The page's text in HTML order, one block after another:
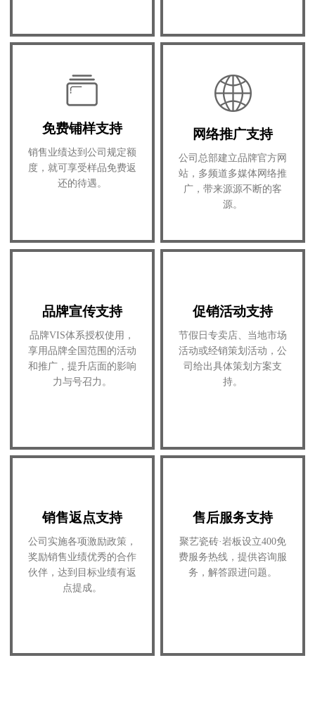
免费铺样支持
销售业绩达到公司规定额
度，就可享受样品免费返
还的待遇。
网络推广支持
公司总部建立品牌官方网
站，多频道多媒体网络推
广，带来源源不断的客
源。
品牌宣传支持
品牌VIS体系授权使用，
享用品牌全国范围的活动
和推广，提升店面的影响
力与号召力。
促销活动支持
节假日专卖店、当地市场
活动或经销策划活动，公
司给出具体策划方案支
持。
销售返点支持
公司实施各项激励政策，
奖励销售业绩优秀的合作
伙伴，达到目标业绩有返
点提成。
售后服务支持
聚艺瓷砖·岩板设立400免
费服务热线，提供咨询服
务，解答跟进问题。